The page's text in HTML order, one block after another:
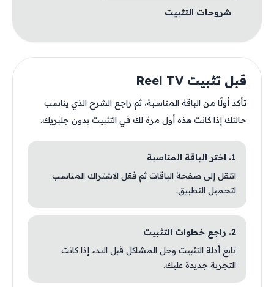
شروحات التثبيت
قبل تثبيت Reel TV
تأكد أولًا من الباقة المناسبة، ثم راجع الشرح الذي يناسب
حالتك إذا كانت هذه أول مرة لك في التثبيت بدون جلبريك.
1. اختر الباقة المناسبة
انتقل إلى صفحة الباقات ثم فعّل الاشتراك المناسب
لتحميل التطبيق.
2. راجع خطوات التثبيت
تابع أدلة التثبيت وحل المشاكل قبل البدء إذا كانت
التجربة جديدة عليك.